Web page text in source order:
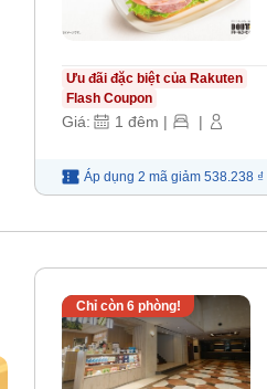
Ưu đãi đặc biệt của Rakuten
Flash Coupon
Giá: 1 đêm | |
Áp dụng 2 mã giảm 538.238 ₫
Chỉ còn 6phòng!